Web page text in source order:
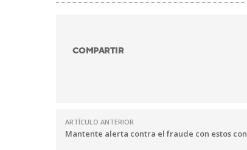
COMPARTIR
ARTÍCULO ANTERIOR
Mantente alerta contra el fraude con estos